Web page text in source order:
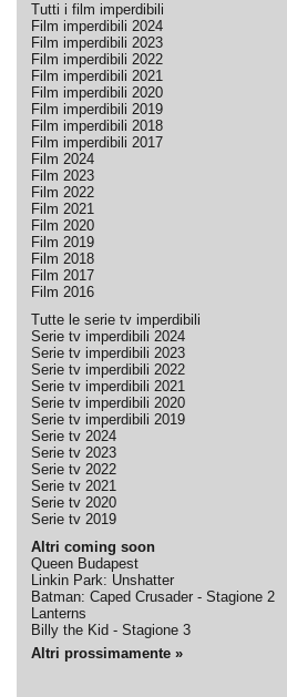
Tutti i film imperdibili
Film imperdibili 2024
Film imperdibili 2023
Film imperdibili 2022
Film imperdibili 2021
Film imperdibili 2020
Film imperdibili 2019
Film imperdibili 2018
Film imperdibili 2017
Film 2024
Film 2023
Film 2022
Film 2021
Film 2020
Film 2019
Film 2018
Film 2017
Film 2016
Tutte le serie tv imperdibili
Serie tv imperdibili 2024
Serie tv imperdibili 2023
Serie tv imperdibili 2022
Serie tv imperdibili 2021
Serie tv imperdibili 2020
Serie tv imperdibili 2019
Serie tv 2024
Serie tv 2023
Serie tv 2022
Serie tv 2021
Serie tv 2020
Serie tv 2019
Altri coming soon
Queen Budapest
Linkin Park: Unshatter
Batman: Caped Crusader - Stagione 2
Lanterns
Billy the Kid - Stagione 3
Altri prossimamente »